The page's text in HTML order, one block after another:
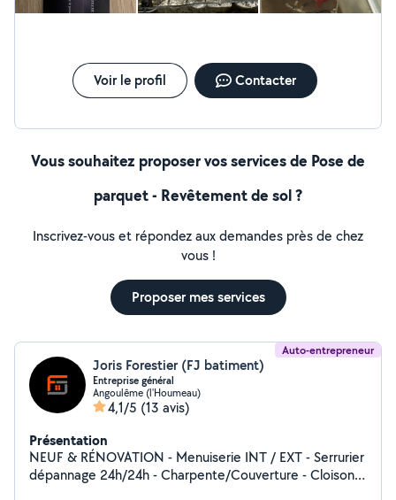
Voir le profil Contacter
Vous souhaitez proposer vos services de Pose de
parquet - Revêtement de sol ?
Inscrivez-vous et répondez aux demandes près de chez
vous !
Proposer mes services
Auto-entrepreneur
Joris Forestier (FJ batiment)
Entreprise général
Angoulême (l'Houmeau)
4,1/5 (13 avis)
Présentation
NEUF & RÉNOVATION - Menuiserie INT / EXT - Serrurier
dépannage 24h/24h - Charpente/Couverture - Cloisons